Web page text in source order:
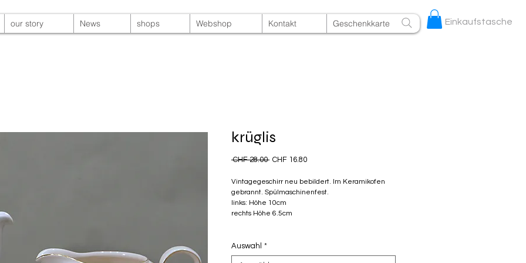
our story News shops Webshop Kontakt Geschenkkarte Einkaufstasche
krüglis
CHF 28.00 Standardpreis
CHF 16.80Sale-
Vintagegeschirr neu bebildert. Im Keramikofen
gebrannt. Spülmaschinenfest.
links: Höhe 10cm
rechts Höhe 6.5cm
Auswahl *